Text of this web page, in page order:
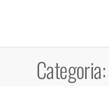
Categoria: